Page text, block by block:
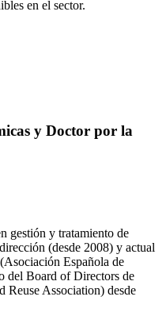
en el sector.
y Doctor por la
gestión y tratamiento de
(desde 2008) y actual
Española de
del Board of Directors de
Association) desde